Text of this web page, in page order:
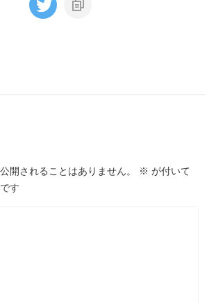
開されることはありません。 ※ が付いて
す